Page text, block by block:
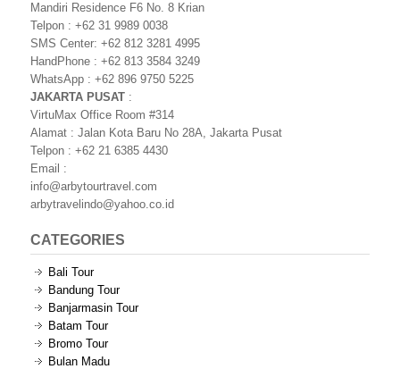
Mandiri Residence F6 No. 8 Krian
Telpon : +62 31 9989 0038
SMS Center: +62 812 3281 4995
HandPhone : +62 813 3584 3249
WhatsApp : +62 896 9750 5225
JAKARTA PUSAT :
VirtuMax Office Room #314
Alamat : Jalan Kota Baru No 28A, Jakarta Pusat
Telpon : +62 21 6385 4430
Email :
info@arbytourtravel.com
arbytravelindo@yahoo.co.id
CATEGORIES
Bali Tour
Bandung Tour
Banjarmasin Tour
Batam Tour
Bromo Tour
Bulan Madu